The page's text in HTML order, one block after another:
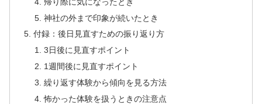
神社の外まで印象が続いたとき
付録：後日見直すための振り返り方
3日後に見直すポイント
1週間後に見直すポイント
繰り返す体験から傾向を見る方法
怖かった体験を扱うときの注意点